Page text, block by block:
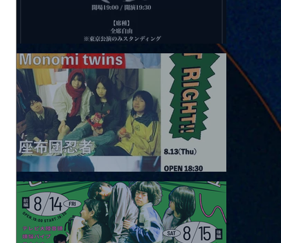
2026.08.12 |【観覧】田澤孝介 ソロワンマン 「Ballad Box 2026」
2026.08.13 |【観覧】JUST RIGHT!! vol.26